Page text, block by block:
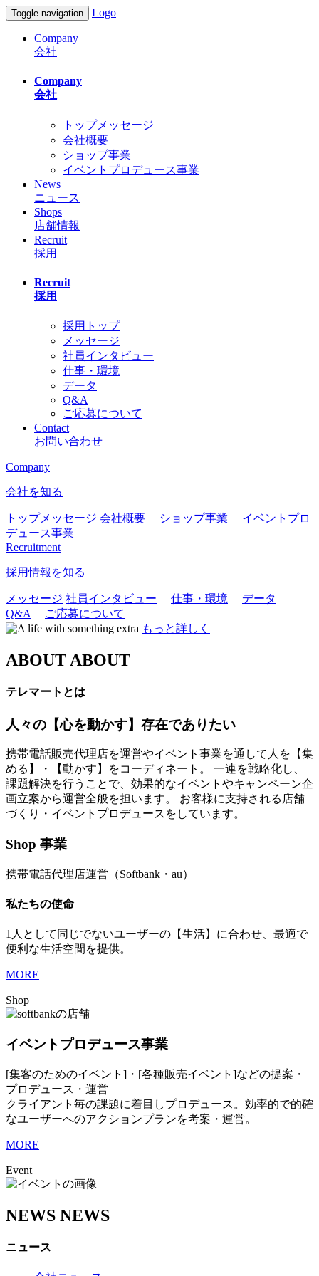
Toggle navigation Logo
Company
会社
Company
会社
トップメッセージ
会社概要
ショップ事業
イベントプロデュース事業
News
ニュース
Shops
店舗情報
Recruit
採用
Recruit
採用
採用トップ
メッセージ
社員インタビュー
仕事・環境
データ
Q&A
ご応募について
Contact
お問い合わせ
Company
会社を知る
トップメッセージ 会社概要 ショップ事業
イベントプロ
デュース事業
Recruitment
採用情報を知る
メッセージ 社員インタビュー 仕事・環境
データ
Q&A
ご応募について
もっと詳しく
ABOUT ABOUT
テレマートとは
人々の【心を動かす】存在でありたい
携帯電話販売代理店を運営やイベント事業を通して人を【集
める】・【動かす】をコーディネート。 一連を戦略化し、
課題解決を行うことで、効果的なイベントやキャンペーン企
画立案から運営全般を担います。 お客様に支持される店舗
づくり・イベントプロデュースをしています。
Shop 事業
携帯電話代理店運営（Softbank・au）
私たちの使命
1人として同じでないユーザーの【生活】に合わせ、最適で
便利な生活空間を提供。
MORE
Shop
イベントプロデュース事業
[集客のためのイベント]・[各種販売イベント]などの提案・
プロデュース・運営
クライアント毎の課題に着目しプロデュース。効率的で的確
なユーザーへのアクションプランを考案・運営。
MORE
Event
NEWS NEWS
ニュース